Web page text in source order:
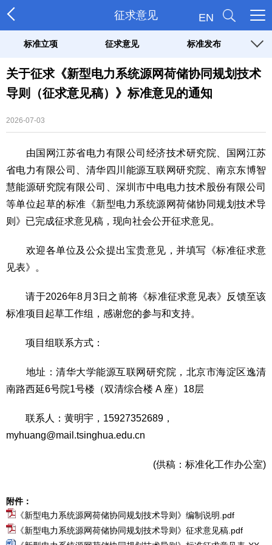
征求意见 EN
标准立项 征求意见 标准发布
关于征求《新型电力系统源网荷储协同规划技术
导则（征求意见稿）》标准意见的通知
2026-07-03
由国网江苏省电力有限公司经济技术研究院、国网江苏
省电力有限公司、清华四川能源互联网研究院、南京东博智
慧能源研究院有限公司、深圳市中电电力技术股份有限公司
等单位起草的标准《新型电力系统源网荷储协同规划技术导
则》已完成征求意见稿，现向社会公开征求意见。
欢迎各单位及公众提出宝贵意见，并填写《标准征求意
见表》。
请于2026年8月3日之前将《标准征求意见表》反馈至该
标准项目起草工作组，感谢您的参与和支持。
项目组联系方式：
地址：清华大学能源互联网研究院，北京市海淀区逸清
南路西延6号院1号楼（双清综合楼 A 座）18层
联系人：黄明宇，15927352689，
myhuang@mail.tsinghua.edu.cn
(供稿：标准化工作办公室)
附件：
《新型电力系统源网荷储协同规划技术导则》编制说明.pdf
《新型电力系统源网荷储协同规划技术导则》征求意见稿.pdf